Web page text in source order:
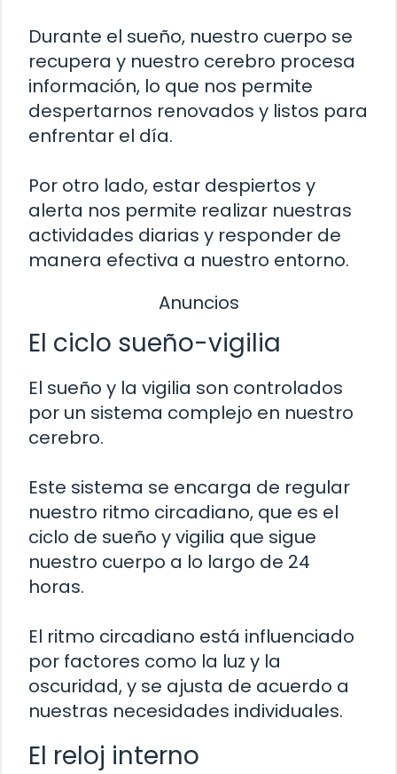
Durante el sueño, nuestro cuerpo se
recupera y nuestro cerebro procesa
información, lo que nos permite
despertarnos renovados y listos para
enfrentar el día.
Por otro lado, estar despiertos y
alerta nos permite realizar nuestras
actividades diarias y responder de
manera efectiva a nuestro entorno.
Anuncios
El ciclo sueño-vigilia
El sueño y la vigilia son controlados
por un sistema complejo en nuestro
cerebro.
Este sistema se encarga de regular
nuestro ritmo circadiano, que es el
ciclo de sueño y vigilia que sigue
nuestro cuerpo a lo largo de 24
horas.
El ritmo circadiano está influenciado
por factores como la luz y la
oscuridad, y se ajusta de acuerdo a
nuestras necesidades individuales.
El reloj interno